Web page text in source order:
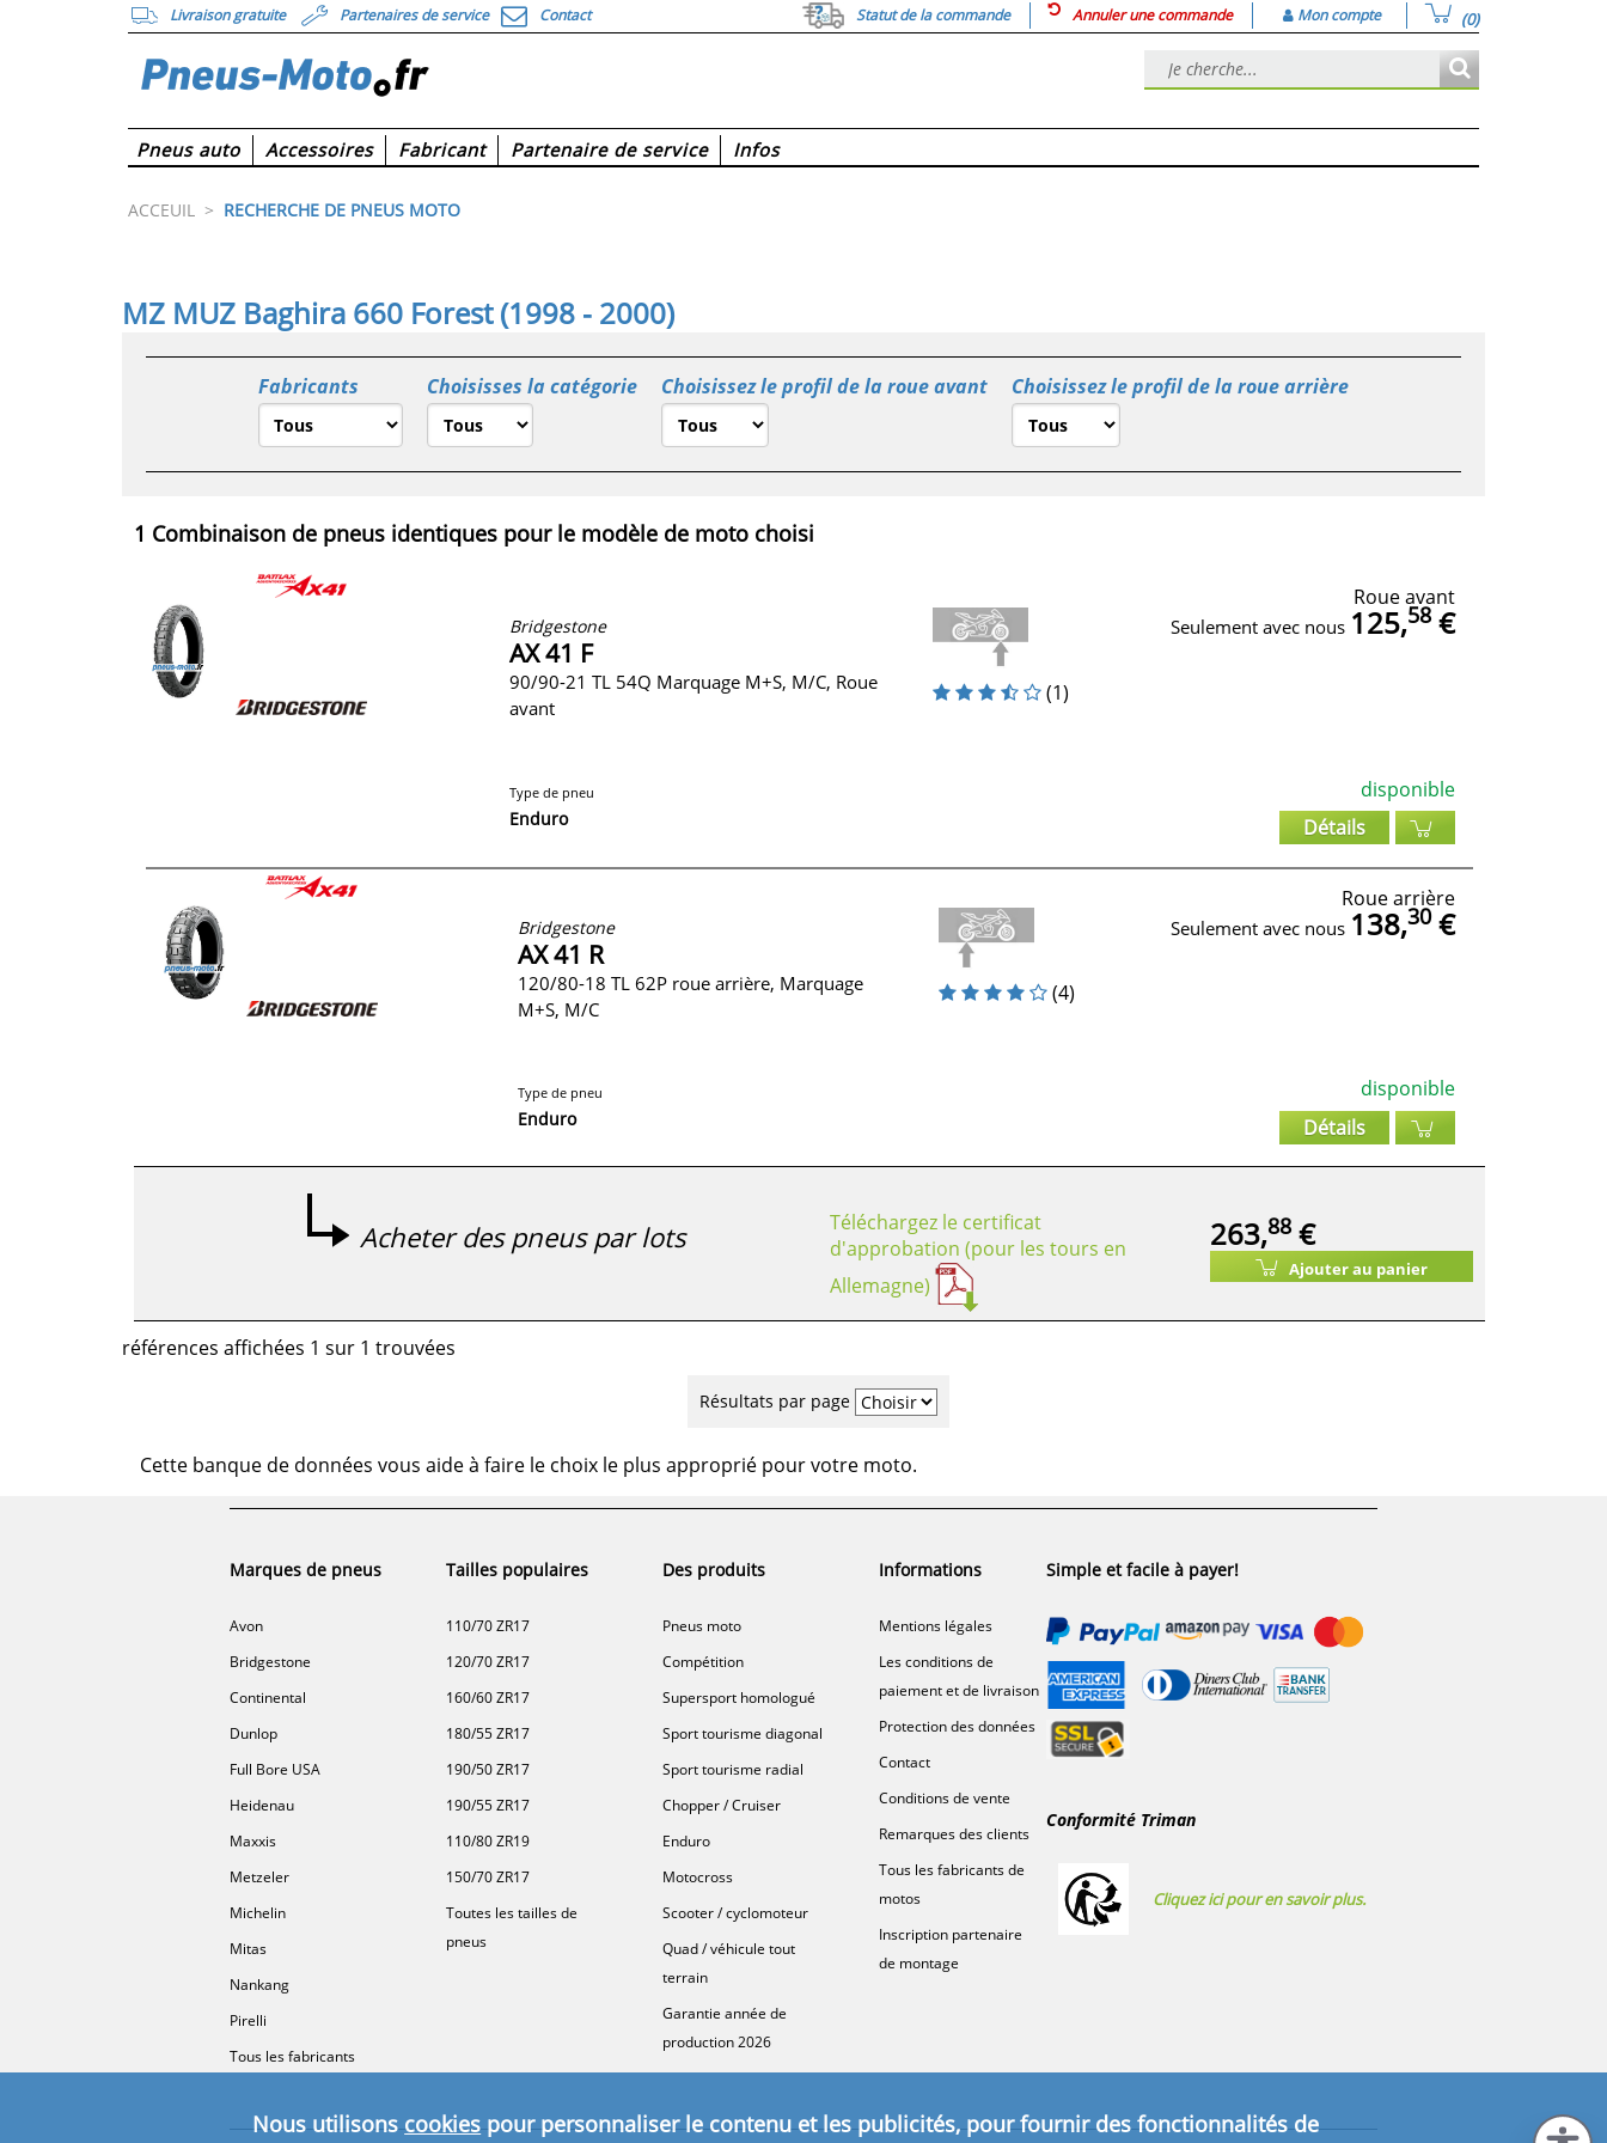
Livraison gratuite Partenaires de service Contact Statut de la commande Annuler une commande Mon compte (0)
Pneus auto Accessoires Fabricant Partenaire de service Infos
ACCEUIL > RECHERCHE DE PNEUS MOTO
MZ MUZ Baghira 660 Forest (1998 - 2000)
Fabricants Choisisses la catégorie Choisissez le profil de la roue avant Choisissez le profil de la roue arrière
1 Combinaison de pneus identiques pour le modèle de moto choisi
Bridgestone
AX 41 F
90/90-21 TL 54Q Marquage M+S, M/C, Roue
avant
Type de pneu
Enduro
(1)
Roue avant
Seulement avec nous 125,58€
disponible
Détails
Bridgestone
AX 41 R
120/80-18 TL 62P roue arrière, Marquage
M+S, M/C
Type de pneu
Enduro
(4)
Roue arrière
Seulement avec nous 138,30€
disponible
Détails
Acheter des pneus par lots
Téléchargez le certificat
d'approbation (pour les tours en
Allemagne)
263,88 €
Ajouter au panier
références affichées 1 sur 1 trouvées
Résultats par page
Cette banque de données vous aide à faire le choix le plus approprié pour votre moto.
Marques de pneus
Avon
Bridgestone
Continental
Dunlop
Full Bore USA
Heidenau
Maxxis
Metzeler
Michelin
Mitas
Nankang
Pirelli
Tous les fabricants
Tailles populaires
110/70 ZR17
120/70 ZR17
160/60 ZR17
180/55 ZR17
190/50 ZR17
190/55 ZR17
110/80 ZR19
150/70 ZR17
Toutes les tailles de
pneus
Des produits
Pneus moto
Compétition
Supersport homologué
Sport tourisme diagonal
Sport tourisme radial
Chopper / Cruiser
Enduro
Motocross
Scooter / cyclomoteur
Quad / véhicule tout
terrain
Garantie année de
production 2026
Informations
Mentions légales
Les conditions de
paiement et de livraison
Protection des données
Contact
Conditions de vente
Remarques des clients
Tous les fabricants de
motos
Inscription partenaire
de montage
Simple et facile à payer!
Conformité Triman
Cliquez ici pour en savoir plus.
Nous utilisonscookiespour personnaliser le contenu et les publicités, pour fournir des fonctionnalités de